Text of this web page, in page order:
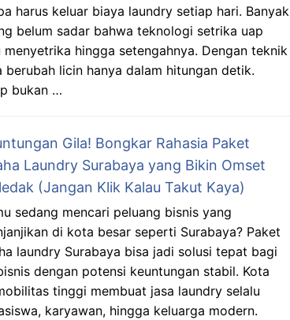
harus keluar biaya laundry setiap hari. Banyak
belum sadar bahwa teknologi setrika uap
hingga setengahnya. Dengan teknik
licin hanya dalam hitungan detik.
bukan …
Gila! Bongkar Rahasia Paket
Laundry Surabaya yang Bikin Omset
(Jangan Klik Kalau Takut Kaya)
sedang mencari peluang bisnis yang
di kota besar seperti Surabaya? Paket
laundry Surabaya bisa jadi solusi tepat bagi
dengan potensi keuntungan stabil. Kota
tinggi membuat jasa laundry selalu
karyawan, hingga keluarga modern.